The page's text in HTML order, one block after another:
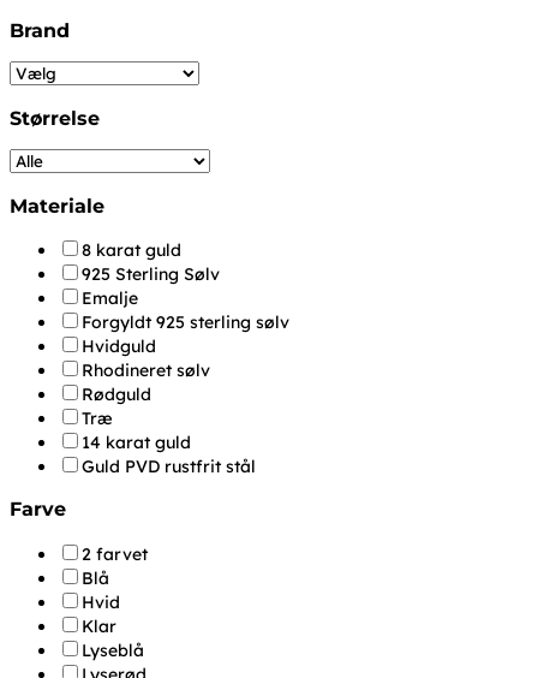
Brand
Størrelse
Materiale
8 karat guld
925 Sterling Sølv
Emalje
Forgyldt 925 sterling sølv
Hvidguld
Rhodineret sølv
Rødguld
Træ
14 karat guld
Guld PVD rustfrit stål
Farve
2 farvet
Blå
Hvid
Klar
Lyseblå